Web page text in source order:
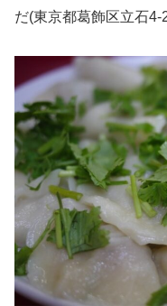
だ(東京都葛飾区立石4-